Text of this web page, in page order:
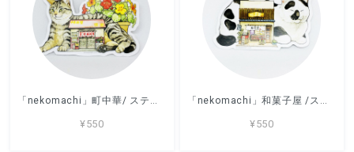
¥550 ¥550